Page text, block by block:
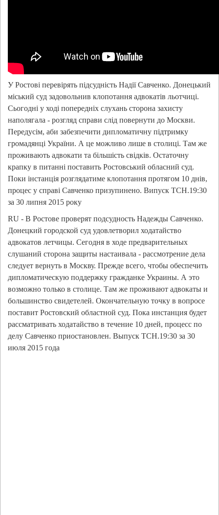
У Ростові перевірять підсудність Надії Савченко. Донецький
міський суд задовольнив клопотання адвокатів льотчиці.
Сьогодні у ході попередніх слухань сторона захисту
наполягала - розгляд справи слід повернути до Москви.
Передусім, аби забезпечити дипломатичну підтримку
громадянці України. А це можливо лише в столиці. Там же
проживають адвокати та більшість свідків. Остаточну
крапку в питанні поставить Ростовський обласний суд.
Поки інстанція розглядатиме клопотання протягом 10 днів,
процес у справі Савченко призупинено. Випуск ТСН.19:30
за 30 липня 2015 року
RU - В Ростове проверят подсудность Надежды Савченко.
Донецкий городской суд удовлетворил ходатайство
адвокатов летчицы. Сегодня в ходе предварительных
слушаний сторона защиты настаивала - рассмотрение дела
следует вернуть в Москву. Прежде всего, чтобы обеспечить
дипломатическую поддержку гражданке Украины. А это
возможно только в столице. Там же проживают адвокаты и
большинство свидетелей. Окончательную точку в вопросе
поставит Ростовский областной суд. Пока инстанция будет
рассматривать ходатайство в течение 10 дней, процесс по
делу Савченко приостановлен. Выпуск ТСН.19:30 за 30
июля 2015 года